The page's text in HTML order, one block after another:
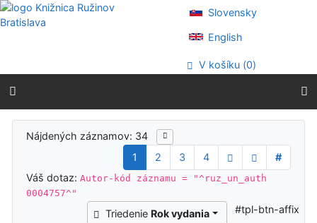
Prejsť na obsah
Prejsť na menu
Prehlásenie o webovej prístupnosti
Slovensky
English
V košíku (0)
Výsledky vyhľadávania
Nájdených záznamov: 34
1
2 3 4
#
Váš dotaz:Autor-kód záznamu = "^ruz_un_auth
0004757^"
Triedenie Rok vydania #tpl-btn-affix